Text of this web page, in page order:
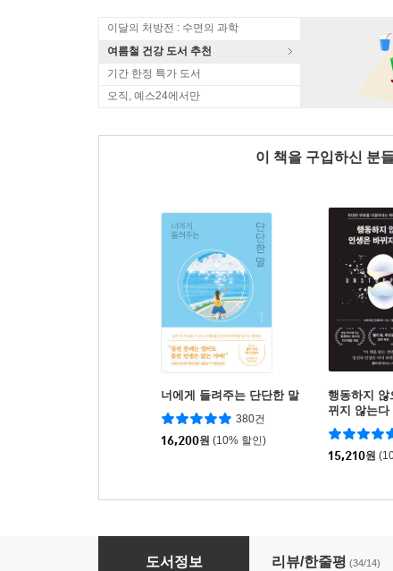
이달의 처방전 : 수면의 과학
여름철 건강 도서 추천
기간 한정 특가 도서
오직, 예스24에서만
이 책을 구입하신 분
너에게 들려주는 단단한 말
380건
16,200원 (10% 할인)
행동하지 않
뀌지 않는다
15,210원
에이든 인스타 핫플 국내여행 가이드북
도서정보 리뷰/한줄평 (34/14)